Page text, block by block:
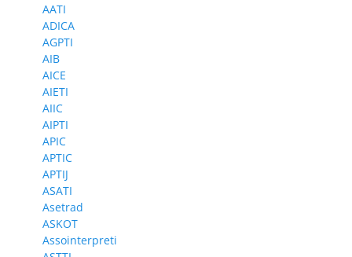
AATI
ADICA
AGPTI
AIB
AICE
AIETI
AIIC
AIPTI
APIC
APTIC
APTIJ
ASATI
Asetrad
ASKOT
Assointerpreti